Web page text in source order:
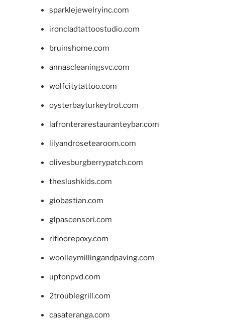
sparklejewelryinc.com
ironcladtattoostudio.com
bruinshome.com
annascleaningsvc.com
wolfcitytattoo.com
oysterbayturkeytrot.com
lafronterarestauranteybar.com
lilyandrosetearoom.com
olivesburgberrypatch.com
theslushkids.com
giobastian.com
glpascensori.com
rifloorepoxy.com
woolleymillingandpaving.com
uptonpvd.com
2troublegrill.com
casateranga.com